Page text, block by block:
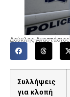
Δούκλης Αναστάσιος
Συλλήψεις
για κλοπή